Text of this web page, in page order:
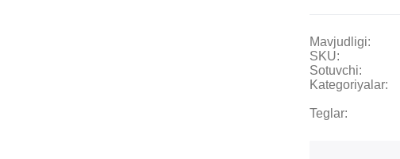
Mavjudligi:
SKU:
Sotuvchi:
Kategoriyalar:
Teglar: